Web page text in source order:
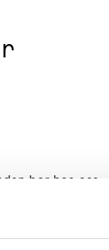
bor hos oss
oss via mejl.